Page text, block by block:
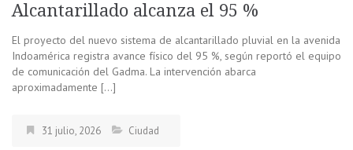
Alcantarillado alcanza el 95 %
El proyecto del nuevo sistema de alcantarillado pluvial en la avenida
Indoamérica registra avance físico del 95 %, según reportó el equipo
de comunicación del Gadma. La intervención abarca
aproximadamente […]
31 julio, 2026 Ciudad